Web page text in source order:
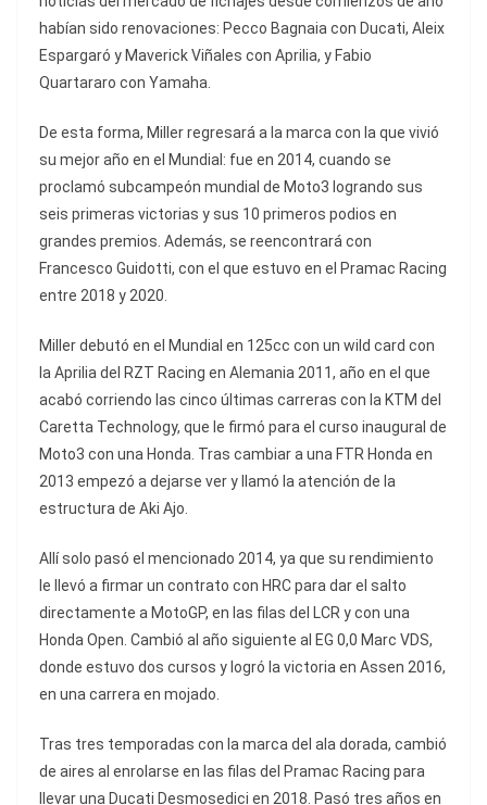
habían sido renovaciones: Pecco Bagnaia con Ducati, Aleix
Espargaró y Maverick Viñales con Aprilia, y Fabio
Quartararo con Yamaha.
De esta forma, Miller regresará a la marca con la que vivió
su mejor año en el Mundial: fue en 2014, cuando se
proclamó subcampeón mundial de Moto3 logrando sus
seis primeras victorias y sus 10 primeros podios en
grandes premios. Además, se reencontrará con
Francesco Guidotti, con el que estuvo en el Pramac Racing
entre 2018 y 2020.
Miller debutó en el Mundial en 125cc con un wild card con
la Aprilia del RZT Racing en Alemania 2011, año en el que
acabó corriendo las cinco últimas carreras con la KTM del
Caretta Technology, que le firmó para el curso inaugural de
Moto3 con una Honda. Tras cambiar a una FTR Honda en
2013 empezó a dejarse ver y llamó la atención de la
estructura de Aki Ajo.
Allí solo pasó el mencionado 2014, ya que su rendimiento
le llevó a firmar un contrato con HRC para dar el salto
directamente a MotoGP, en las filas del LCR y con una
Honda Open. Cambió al año siguiente al EG 0,0 Marc VDS,
donde estuvo dos cursos y logró la victoria en Assen 2016,
en una carrera en mojado.
Tras tres temporadas con la marca del ala dorada, cambió
de aires al enrolarse en las filas del Pramac Racing para
llevar una Ducati Desmosedici en 2018. Pasó tres años en